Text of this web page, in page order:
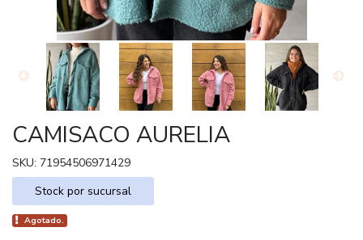
CAMISACO AURELIA
SKU: 71954506971429
Stock por sucursal
Agotado.